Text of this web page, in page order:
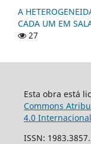
A
CADA UM EM
27
Esta obra está
Commons
4.0 Internacional
ISSN: